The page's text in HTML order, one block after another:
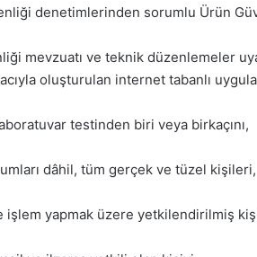
denetimlerinden sorumlu Ürün
mevzuatı ve teknik düzenlemeler
oluşturulan internet tabanlı
testinden biri veya birkaçını,
dâhil, tüm gerçek ve tüzel kişileri,
işlem yapmak üzere yetkilendirilmiş